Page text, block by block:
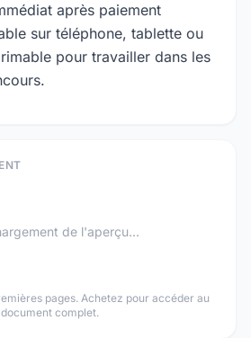
après paiement
sur téléphone, tablette ou
pour travailler dans les
de l'aperçu...
pages. Achetez pour accéder au
document complet.